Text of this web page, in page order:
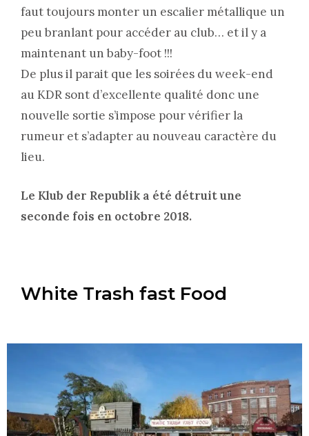
faut toujours monter un escalier métallique un
peu branlant pour accéder au club… et il y a
maintenant un baby-foot !!!
De plus il parait que les soirées du week-end
au KDR sont d’excellente qualité donc une
nouvelle sortie s’impose pour vérifier la
rumeur et s’adapter au nouveau caractère du
lieu.
Le Klub der Republik a été détruit une
seconde fois en octobre 2018.
White Trash fast Food